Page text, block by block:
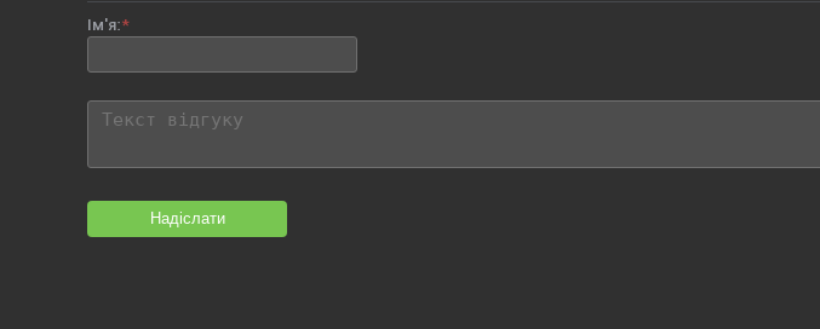
Ім'я:
Надіслати